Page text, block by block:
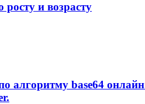
росту и возрасту
алгоритму base64